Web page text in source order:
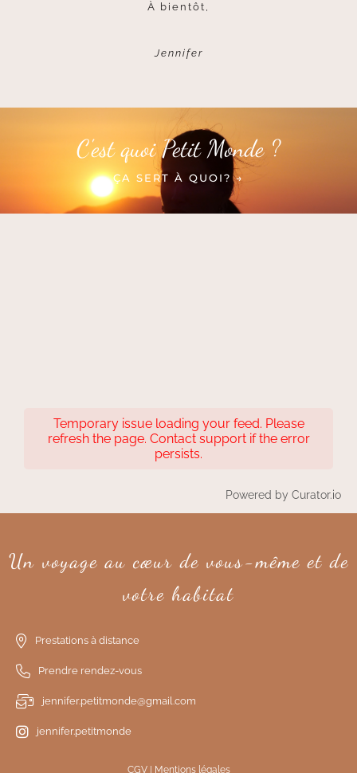
À bientôt,
Jennifer
C'est quoi Petit Monde ?
ÇA SERT À QUOI? →
Temporary issue loading your feed. Please
refresh the page. Contact support if the error
persists.
Powered by Curator.io
Un voyage au cœur de vous-même et de
votre habitat
Prestations à distance
Prendre rendez-vous
jennifer.petitmonde@gmail.com
jennifer.petitmonde
CGV Mentions légales